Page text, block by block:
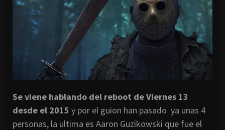
Se viene hablando del reboot de Viernes 13
desde el 2015 y por el guion han pasado ya unas 4
personas, la ultima es Aaron Guzikowski que fue el